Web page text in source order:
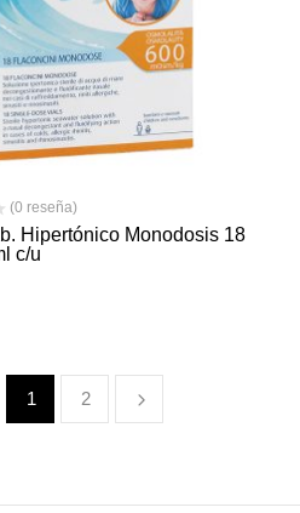
(0 reseña)
Hipertónico Monodosis 18
c/u
1 2